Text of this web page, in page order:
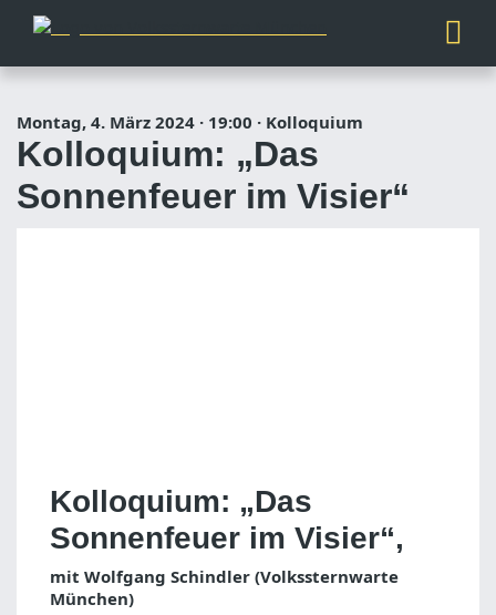
Montag, 4. März 2024 · 19:00 · Kolloquium
Kolloquium: „Das
Sonnenfeuer im Visier“
Kolloquium: „Das
Sonnenfeuer im Visier“,
mit Wolfgang Schindler (Volkssternwarte
München)